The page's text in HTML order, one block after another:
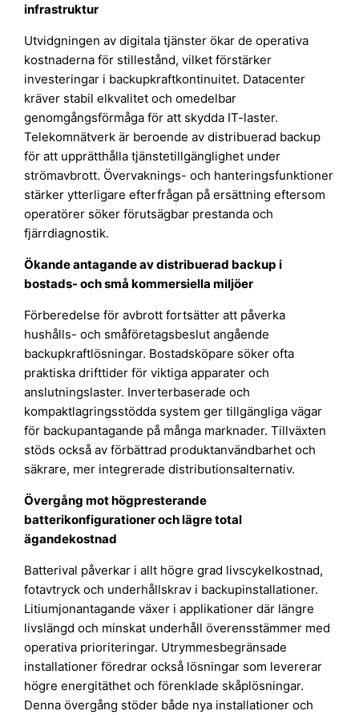
infrastruktur
Utvidgningen av digitala tjänster ökar de operativa
kostnaderna för stillestånd, vilket förstärker
investeringar i backupkraftkontinuitet. Datacenter
kräver stabil elkvalitet och omedelbar
genomgångsförmåga för att skydda IT-laster.
Telekomnätverk är beroende av distribuerad backup
för att upprätthålla tjänstetillgänglighet under
strömavbrott. Övervaknings- och hanteringsfunktioner
stärker ytterligare efterfrågan på ersättning eftersom
operatörer söker förutsägbar prestanda och
fjärrdiagnostik.
Ökande antagande av distribuerad backup i
bostads- och små kommersiella miljöer
Förberedelse för avbrott fortsätter att påverka
hushålls- och småföretagsbeslut angående
backupkraftlösningar. Bostadsköpare söker ofta
praktiska drifttider för viktiga apparater och
anslutningslaster. Inverterbaserade och
kompaktlagringsstödda system ger tillgängliga vägar
för backupantagande på många marknader. Tillväxten
stöds också av förbättrad produktanvändbarhet och
säkrare, mer integrerade distributionsalternativ.
Övergång mot högpresterande
batterikonfigurationer och lägre total
ägandekostnad
Batterival påverkar i allt högre grad livscykelkostnad,
fotavtryck och underhållskrav i backupinstallationer.
Litiumjonantagande växer i applikationer där längre
livslängd och minskat underhåll överensstämmer med
operativa prioriteringar. Utrymmesbegränsade
installationer föredrar också lösningar som levererar
högre energitäthet och förenklade skåplösningar.
Denna övergång stöder både nya installationer och